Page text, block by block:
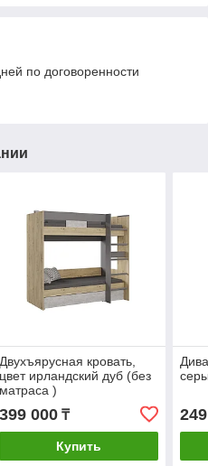
по договоренности
Двухъярусная кровать,
цвет ирландский дуб (без
матраса )
399 000₸
Купить